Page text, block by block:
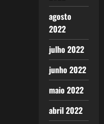
agosto
2022
julho 2022
junho 2022
maio 2022
abril 2022